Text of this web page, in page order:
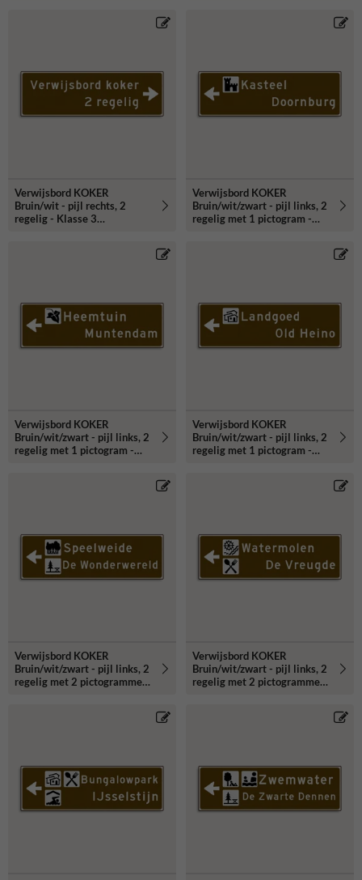
Verwijsbord KOKER
Bruin/wit - pijl rechts, 2
regelig - Klasse 3
Verwijsbord KOKER
Bruin/wit/zwart - pijl links, 2
regelig met 1 pictogram -
Verwijsbord KOKER
Bruin/wit/zwart - pijl links, 2
regelig met 1 pictogram -
Verwijsbord KOKER
Bruin/wit/zwart - pijl links, 2
regelig met 1 pictogram -
Verwijsbord KOKER
Bruin/wit/zwart - pijl links, 2
regelig met 2 pictogrammen
Verwijsbord KOKER
Bruin/wit/zwart - pijl links, 2
regelig met 2 pictogrammen